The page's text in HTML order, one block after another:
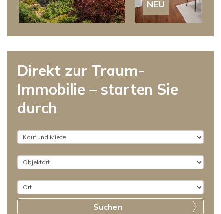
NEU
Direkt zur Traum-
Immobilie – starten Sie
durch
Suchen